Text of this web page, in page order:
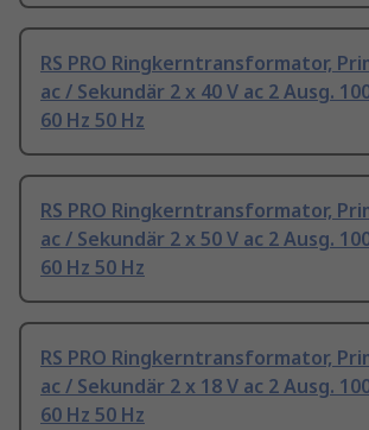
RS PRO Ringkerntransformator,
ac / Sekundär 2 x 40 V ac 2 Ausg.
60 Hz 50 Hz
RS PRO Ringkerntransformator,
ac / Sekundär 2 x 50 V ac 2 Ausg.
60 Hz 50 Hz
RS PRO Ringkerntransformator,
ac / Sekundär 2 x 18 V ac 2 Ausg.
60 Hz 50 Hz